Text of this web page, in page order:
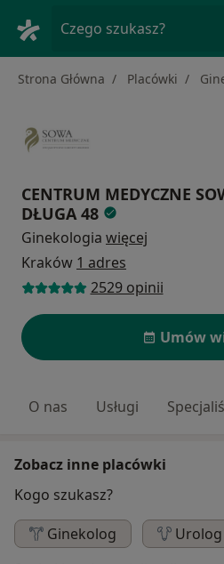
Czego szukasz?
Strona Główna Placówki
CENTRUM MEDYCZNE
DŁUGA 48
Ginekologia więcej
Kraków 1 adres
2529 opinii
Umów
O nas Usługi
Zobacz inne placówki
Kogo szukasz?
Ginekolog
Urolog